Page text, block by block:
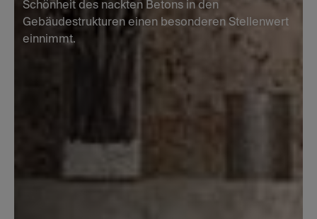
Schönheit des nackten Betons in den
Gebäudestrukturen einen besonderen Stellenwert
einnimmt.